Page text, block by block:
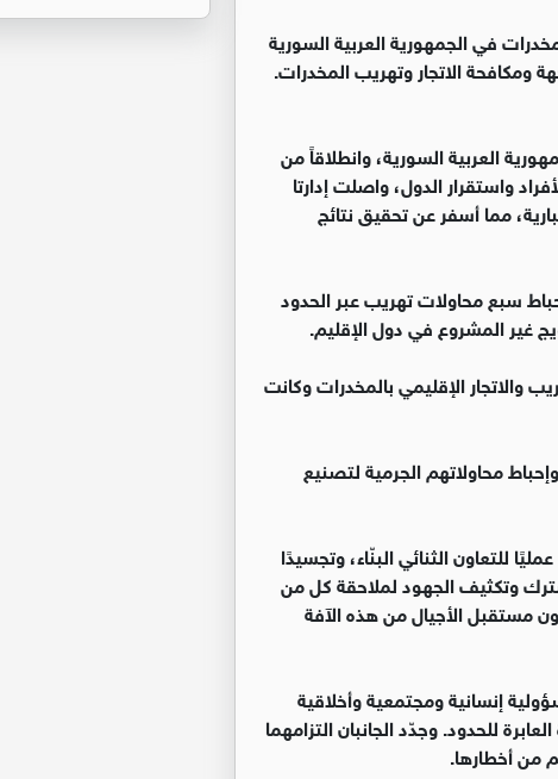
في الجمهورية العربية السورية
ومكافحة الاتجار وتهريب المخدرات.
العربية السورية، وانطلاقاً من
واستقرار الدول، واصلت إدارتا
مما أسفر عن تحقيق نتائج
سبع محاولات تهريب عبر الحدود
غير المشروع في دول الإقليم.
الإقليمي بالمخدرات وكانت
محاولاتهم الجرمية لتصنيع
للتعاون الثنائي البنّاء، وتجسيدًا
وتكثيف الجهود لملاحقة كل من
مستقبل الأجيال من هذه الآفة
إنسانية ومجتمعية وأخلاقية
للحدود. وجدّد الجانبان التزامهما
من أخطارها.